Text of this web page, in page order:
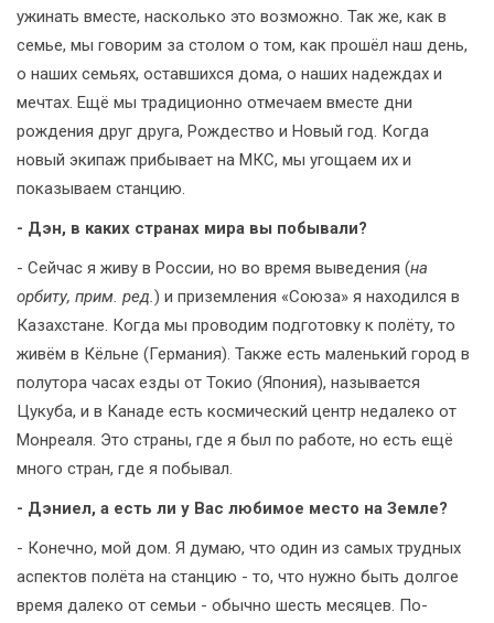
ужинать вместе, насколько это возможно. Так же, как в
семье, мы говорим за столом о том, как прошёл наш день,
о наших семьях, оставшихся дома, о наших надеждах и
мечтах. Ещё мы традиционно отмечаем вместе дни
рождения друг друга, Рождество и Новый год. Когда
новый экипаж прибывает на МКС, мы угощаем их и
показываем станцию.
- Дэн, в каких странах мира вы побывали?
- Сейчас я живу в России, но во время выведения (на
орбиту, прим. ред.) и приземления «Союза» я находился в
Казахстане. Когда мы проводим подготовку к полёту, то
живём в Кёльне (Германия). Также есть маленький город в
полутора часах езды от Токио (Япония), называется
Цукуба, и в Канаде есть космический центр недалеко от
Монреаля. Это страны, где я был по работе, но есть ещё
много стран, где я побывал.
- Дэниел, а есть ли у Вас любимое место на Земле?
- Конечно, мой дом. Я думаю, что один из самых трудных
аспектов полёта на станцию - то, что нужно быть долгое
время далеко от семьи - обычно шесть месяцев. По-